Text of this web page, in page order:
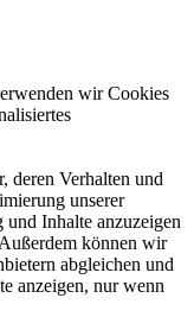
wir Cookies
deren Verhalten und
unserer
und Inhalte anzuzeigen
können wir
abgleichen und
anzeigen, nur wenn